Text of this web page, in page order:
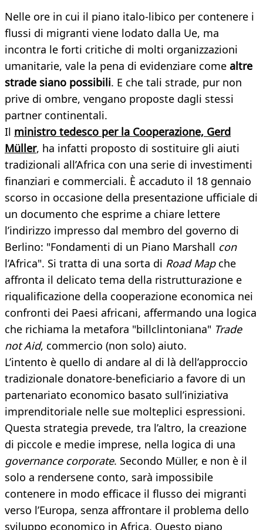
Nelle ore in cui il piano italo-libico per contenere i
flussi di migranti viene lodato dalla Ue, ma
incontra le forti critiche di molti organizzazioni
umanitarie, vale la pena di evidenziare come altre
strade siano possibili. E che tali strade, pur non
prive di ombre, vengano proposte dagli stessi
partner continentali.
Il ministro tedesco per la Cooperazione, Gerd
Müller, ha infatti proposto di sostituire gli aiuti
tradizionali all’Africa con una serie di investimenti
finanziari e commerciali. È accaduto il 18 gennaio
scorso in occasione della presentazione ufficiale di
un documento che esprime a chiare lettere
l’indirizzo impresso dal membro del governo di
Berlino: "Fondamenti di un Piano Marshall con
l’Africa". Si tratta di una sorta di Road Mapche
affronta il delicato tema della ristrutturazione e
riqualificazione della cooperazione economica nei
confronti dei Paesi africani, affermando una logica
che richiama la metafora "billclintoniana" Trade
not Aid, commercio (non solo) aiuto.
L’intento è quello di andare al di là dell’approccio
tradizionale donatore-beneficiario a favore di un
partenariato economico basato sull’iniziativa
imprenditoriale nelle sue molteplici espressioni.
Questa strategia prevede, tra l’altro, la creazione
di piccole e medie imprese, nella logica di una
governance corporate. Secondo Müller, e non è il
solo a rendersene conto, sarà impossibile
contenere in modo efficace il flusso dei migranti
verso l’Europa, senza affrontare il problema dello
sviluppo economico in Africa. Questo piano